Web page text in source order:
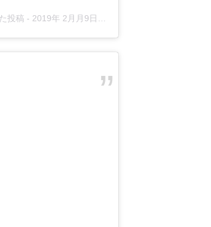
投稿 - 2019年 2月月9日午前1時02分PST